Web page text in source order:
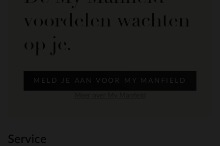
voordelen wachten
op je.
MELD JE AAN VOOR MY MANFIELD
Service